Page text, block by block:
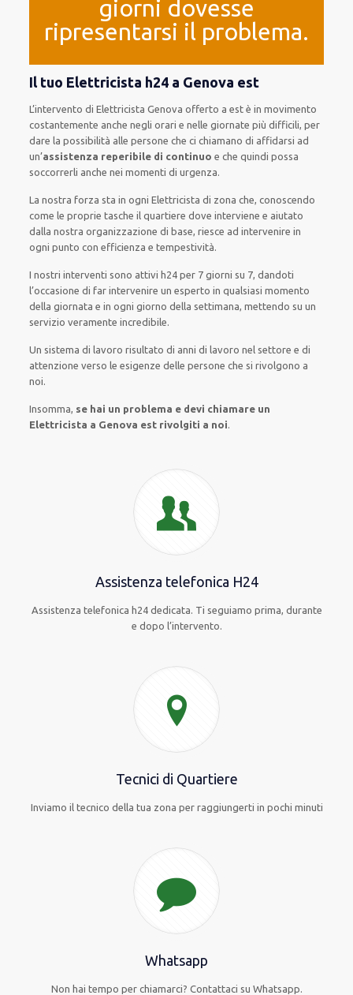
giorni dovesse
ripresentarsi il problema.
Il tuo Elettricista h24 a Genova est
L’intervento di Elettricista Genovaofferto a est èin movimento
costantemente anchenegli orari e nelle giornate piùdifficili, per
dare la possibilità alle persone che ci chiamano di affidarsi ad
un’assistenza reperibile di continuo e chequindi possa
soccorrerli anchenei momenti di urgenza.
La nostra forza sta in ogni Elettricista di zona che, conoscendo
come le proprie tasche il quartiere dove interviene e aiutato
dalla nostra organizzazione di base, riesce ad intervenire in
ogni punto con efficienza e tempestività.
I nostri interventi sono attivi h24per 7 giorni su 7, dandoti
l’occasione di farintervenire unesperto inqualsiasi momento
della giornata e inogni giorno della settimana, mettendo su un
servizioveramente incredibile.
Un sistema di lavoro risultato di anni di lavoro nel settore e di
attenzione verso le esigenzedelle persone che si rivolgono a
noi.
Insomma, se hai un problema e devi chiamare un
Elettricista a Genova est rivolgiti a noi.
Assistenza telefonica H24
Assistenza telefonica h24 dedicata. Ti seguiamo prima, durante
e dopo l’intervento.
Tecnici di Quartiere
Inviamo il tecnico della tua zona per raggiungerti in pochi minuti
Whatsapp
Non hai tempo per chiamarci? Contattaci su Whatsapp.